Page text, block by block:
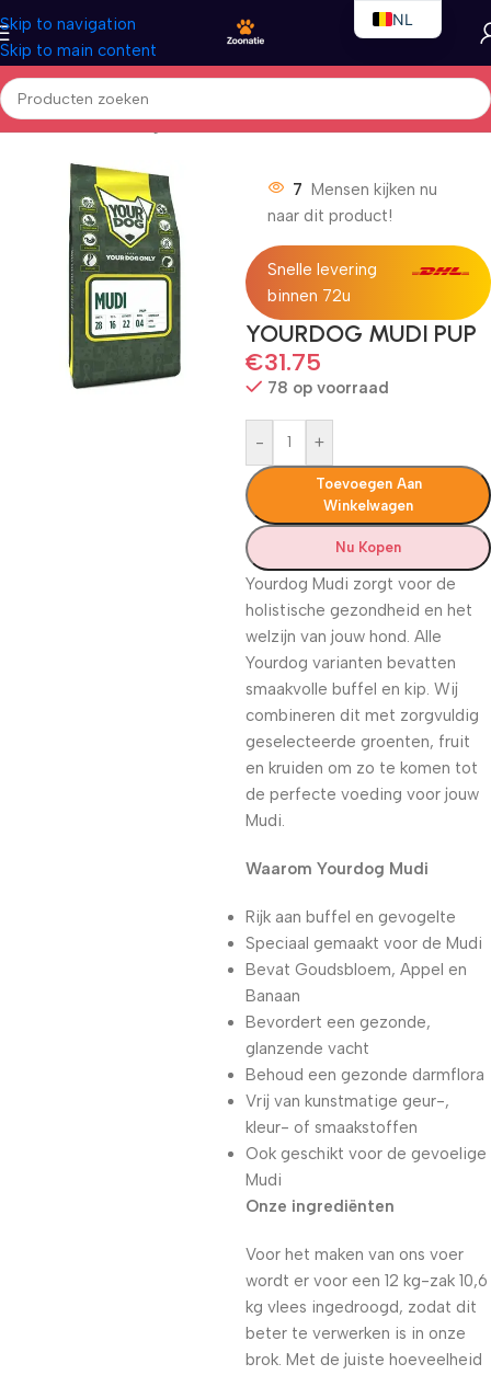
Skip to navigation
Skip to main content
Home/Honden/Droogvoer
7 Mensen kijken nu
naar dit product!
Snelle levering
binnen 72u
YOURDOG MUDI PUP
€31.75
78 op voorraad
- +
Toevoegen Aan
Winkelwagen
Nu Kopen
Yourdog Mudi zorgt voor de
holistische gezondheid en het
welzijn van jouw hond. Alle
Yourdog varianten bevatten
smaakvolle buffel en kip. Wij
combineren dit met zorgvuldig
geselecteerde groenten, fruit
en kruiden om zo te komen tot
de perfecte voeding voor jouw
Mudi.
Waarom Yourdog Mudi
Rijk aan buffel en gevogelte
Speciaal gemaakt voor de Mudi
Bevat Goudsbloem, Appel en
Banaan
Bevordert een gezonde,
glanzende vacht
Behoud een gezonde darmflora
Vrij van kunstmatige geur-,
kleur- of smaakstoffen
Ook geschikt voor de gevoelige
Mudi
Onze ingrediënten
Voor het maken van ons voer
wordt er voor een 12 kg-zak 10,6
kg vlees ingedroogd, zodat dit
beter te verwerken is in onze
brok. Met de juiste hoeveelheid
NL